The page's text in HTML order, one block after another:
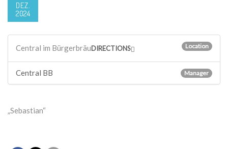
DEZ.
2024
Central im Bürgerbräu Location
DIRECTIONS
Central BB Manager
„Sebastian“